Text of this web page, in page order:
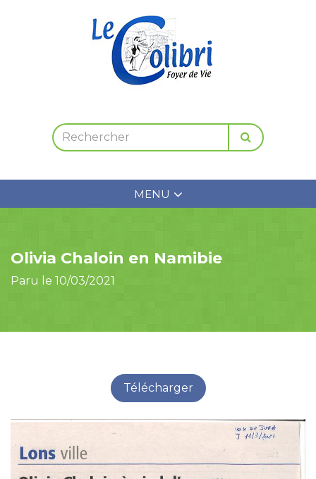
MENU
Olivia Chaloin en Namibie
Paru le 10/03/2021
Télécharger